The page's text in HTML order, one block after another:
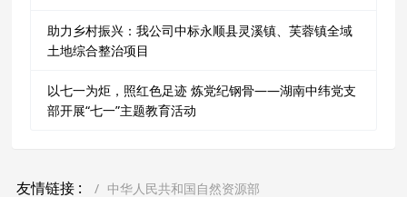
助力乡村振兴：我公司中标永顺县灵溪镇、芙蓉镇全域
土地综合整治项目
以七一为炬，照红色足迹 炼党纪钢骨——湖南中纬党支
部开展“七一”主题教育活动
友情链接 :
中华人民共和国自然资源部